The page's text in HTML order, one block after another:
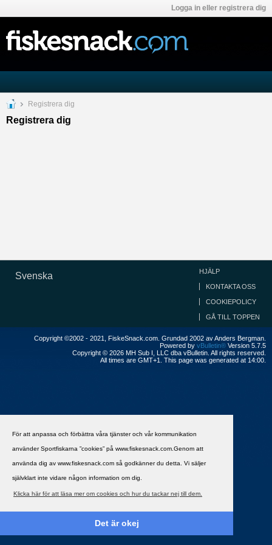
För att anpassa och förbättra våra tjänster och vår kommunikation
använder Sportfiskarna ”cookies” på www.fiskesnack.com.Genom att
använda dig av www.fiskesnack.com så godkänner du detta. Vi säljer
självklart inte vidare någon information om dig.
Klicka här för att läsa mer om cookies och hur du tackar nej till dem.
Det är okej
Logga in eller registrera dig
Registrera dig
Registrera dig
Svenska HJÄLP
KONTAKTA OSS
COOKIEPOLICY
GÅ TILL TOPPEN
Copyright ©2002 - 2021, FiskeSnack.com. Grundad 2002 av Anders Bergman.
Powered by vBulletin® Version 5.7.5
Copyright © 2026 MH Sub I, LLC dba vBulletin. All rights reserved.
All times are GMT+1. This page was generated at 14:00.